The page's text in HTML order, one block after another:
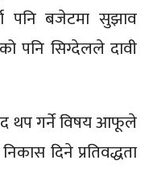
पनि बजेटमा सुझाव
पनि सिग्देलले दावी
थप गर्ने विषय आफूले
दिने प्रतिवद्धता